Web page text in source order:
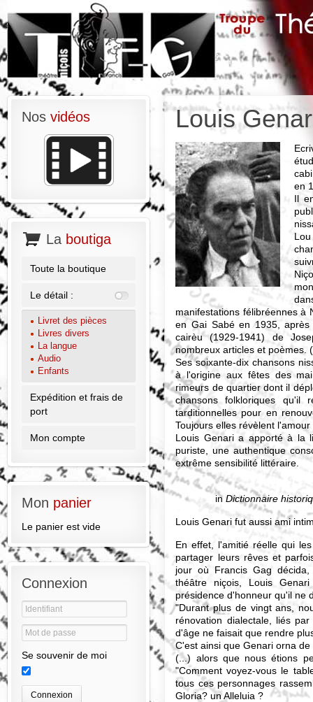
Louis
en
Il
manifestations félibréennes à
en Gai Sabé en 1935,
cairèu (1929-1941) de
nombreux articles et poèmes.
Ses soixante-dix chansons
à l'origine aux fêtes des
rimeurs de quartier dont il
chansons folkloriques qu'il
tarditionnelles pour en
Toujours elles révèlent
Louis Genari a apporté à la
puriste, une authentique
extrême sensibilité littéraire.
in Dictionnaire
Louis Genari fut aussi ami
En effet, l'amitié réelle qui
partager leurs rêves et
jour où Francis Gag
théâtre niçois, Louis
présidence d'honneur qu'il ne
"Durant plus de vingt ans,
rénovation dialectale, liés
d'âge ne faisait que rendre
C'est ainsi que Genari orna
(...) alors que nous étions
"Comment voyez-vous le
tous ces personnages
Gloria? un Alleluia ?
Nos vidéos
La boutiga
Toute la boutique
Le détail :
Livret des pièces
Livres divers
La langue
Audio
Enfants
Expédition et frais de
port
Mon compte
Mon panier
Le panier est vide
Connexion
Se souvenir de moi
Connexion